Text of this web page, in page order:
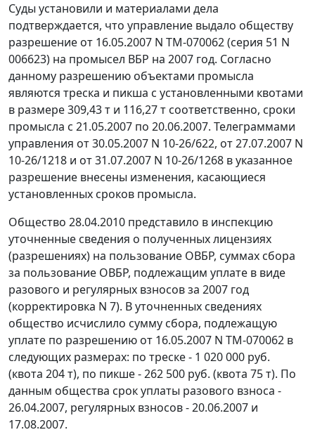
Суды установили и материалами дела
подтверждается, что управление выдало обществу
разрешение от 16.05.2007 N ТМ-070062 (серия 51 N
006623) на промысел ВБР на 2007 год. Согласно
данному разрешению объектами промысла
являются треска и пикша с установленными квотами
в размере 309,43 т и 116,27 т соответственно, сроки
промысла с 21.05.2007 по 20.06.2007. Телеграммами
управления от 30.05.2007 N 10-26/622, от 27.07.2007 N
10-26/1218 и от 31.07.2007 N 10-26/1268 в указанное
разрешение внесены изменения, касающиеся
установленных сроков промысла.
Общество 28.04.2010 представило в инспекцию
уточненные сведения о полученных лицензиях
(разрешениях) на пользование ОВБР, суммах сбора
за пользование ОВБР, подлежащим уплате в виде
разового и регулярных взносов за 2007 год
(корректировка N 7). В уточненных сведениях
общество исчислило сумму сбора, подлежащую
уплате по разрешению от 16.05.2007 N ТМ-070062 в
следующих размерах: по треске - 1 020 000 руб.
(квота 204 т), по пикше - 262 500 руб. (квота 75 т). По
данным общества срок уплаты разового взноса -
26.04.2007, регулярных взносов - 20.06.2007 и
17.08.2007.